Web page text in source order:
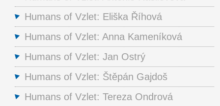
Humans of Vzlet: Eliška Říhová
Humans of Vzlet: Anna Kameníková
Humans of Vzlet: Jan Ostrý
Humans of Vzlet: Štěpán Gajdoš
Humans of Vzlet: Tereza Ondrová